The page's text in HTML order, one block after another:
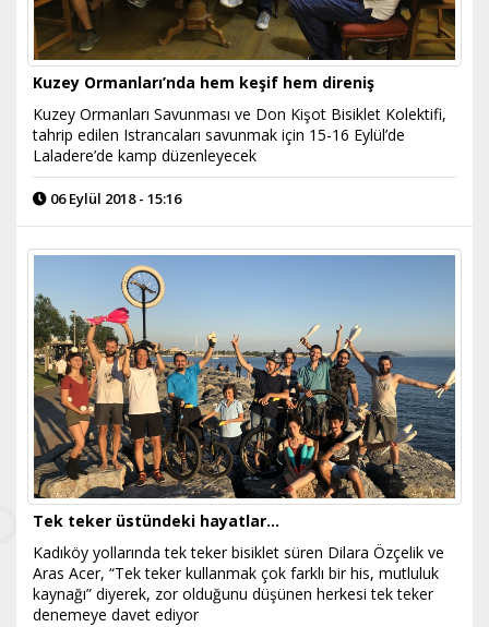
Kuzey Ormanları’nda hem keşif hem direniş
Kuzey Ormanları Savunması ve Don Kişot Bisiklet Kolektifi,
tahrip edilen Istrancaları savunmak için 15-16 Eylül’de
Laladere’de kamp düzenleyecek
06 Eylül 2018 - 15:16
Tek teker üstündeki hayatlar…
Kadıköy yollarında tek teker bisiklet süren Dilara Özçelik ve
Aras Acer, “Tek teker kullanmak çok farklı bir his, mutluluk
kaynağı” diyerek, zor olduğunu düşünen herkesi tek teker
denemeye davet ediyor